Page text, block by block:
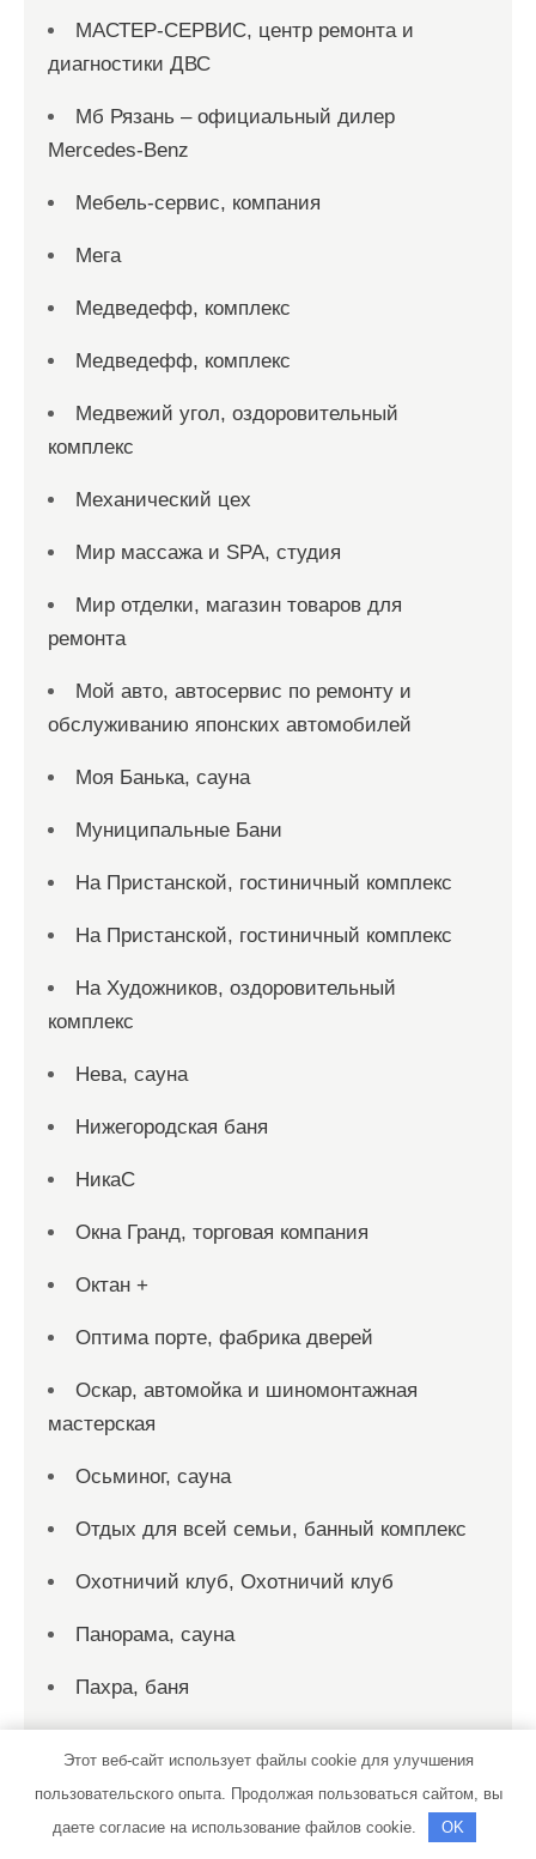
МАСТЕР-СЕРВИС, центр ремонта и
диагностики ДВС
Мб Рязань – официальный дилер
Mercedes-Benz
Мебель-сервис, компания
Мега
Медведефф, комплекс
Медведефф, комплекс
Медвежий угол, оздоровительный
комплекс
Механический цех
Мир массажа и SPA, студия
Мир отделки, магазин товаров для
ремонта
Мой авто, автосервис по ремонту и
обслуживанию японских автомобилей
Моя Банька, сауна
Муниципальные Бани
На Пристанской, гостиничный комплекс
На Пристанской, гостиничный комплекс
На Художников, оздоровительный
комплекс
Нева, сауна
Нижегородская баня
НикаС
Окна Гранд, торговая компания
Октан +
Оптима порте, фабрика дверей
Оскар, автомойка и шиномонтажная
мастерская
Осьминог, сауна
Отдых для всей семьи, банный комплекс
Охотничий клуб, Охотничий клуб
Панорама, сауна
Пахра, баня
оздоровительный клуб
Пик-сервис, автомойка
Этот веб-сайт использует файлы cookie для улучшения
пользовательского опыта. Продолжая пользоваться сайтом, вы
даете согласие на использование файлов cookie.
OK